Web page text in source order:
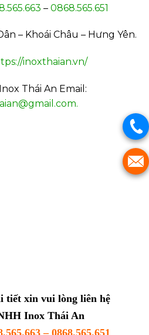
– 0868.565.651
– Khoái Châu – Hưng Yên.
inoxthaian.vn/
Thái An Email:
tiết xin vui lòng liên hệ
Inox Thái An
– 0868.565.651